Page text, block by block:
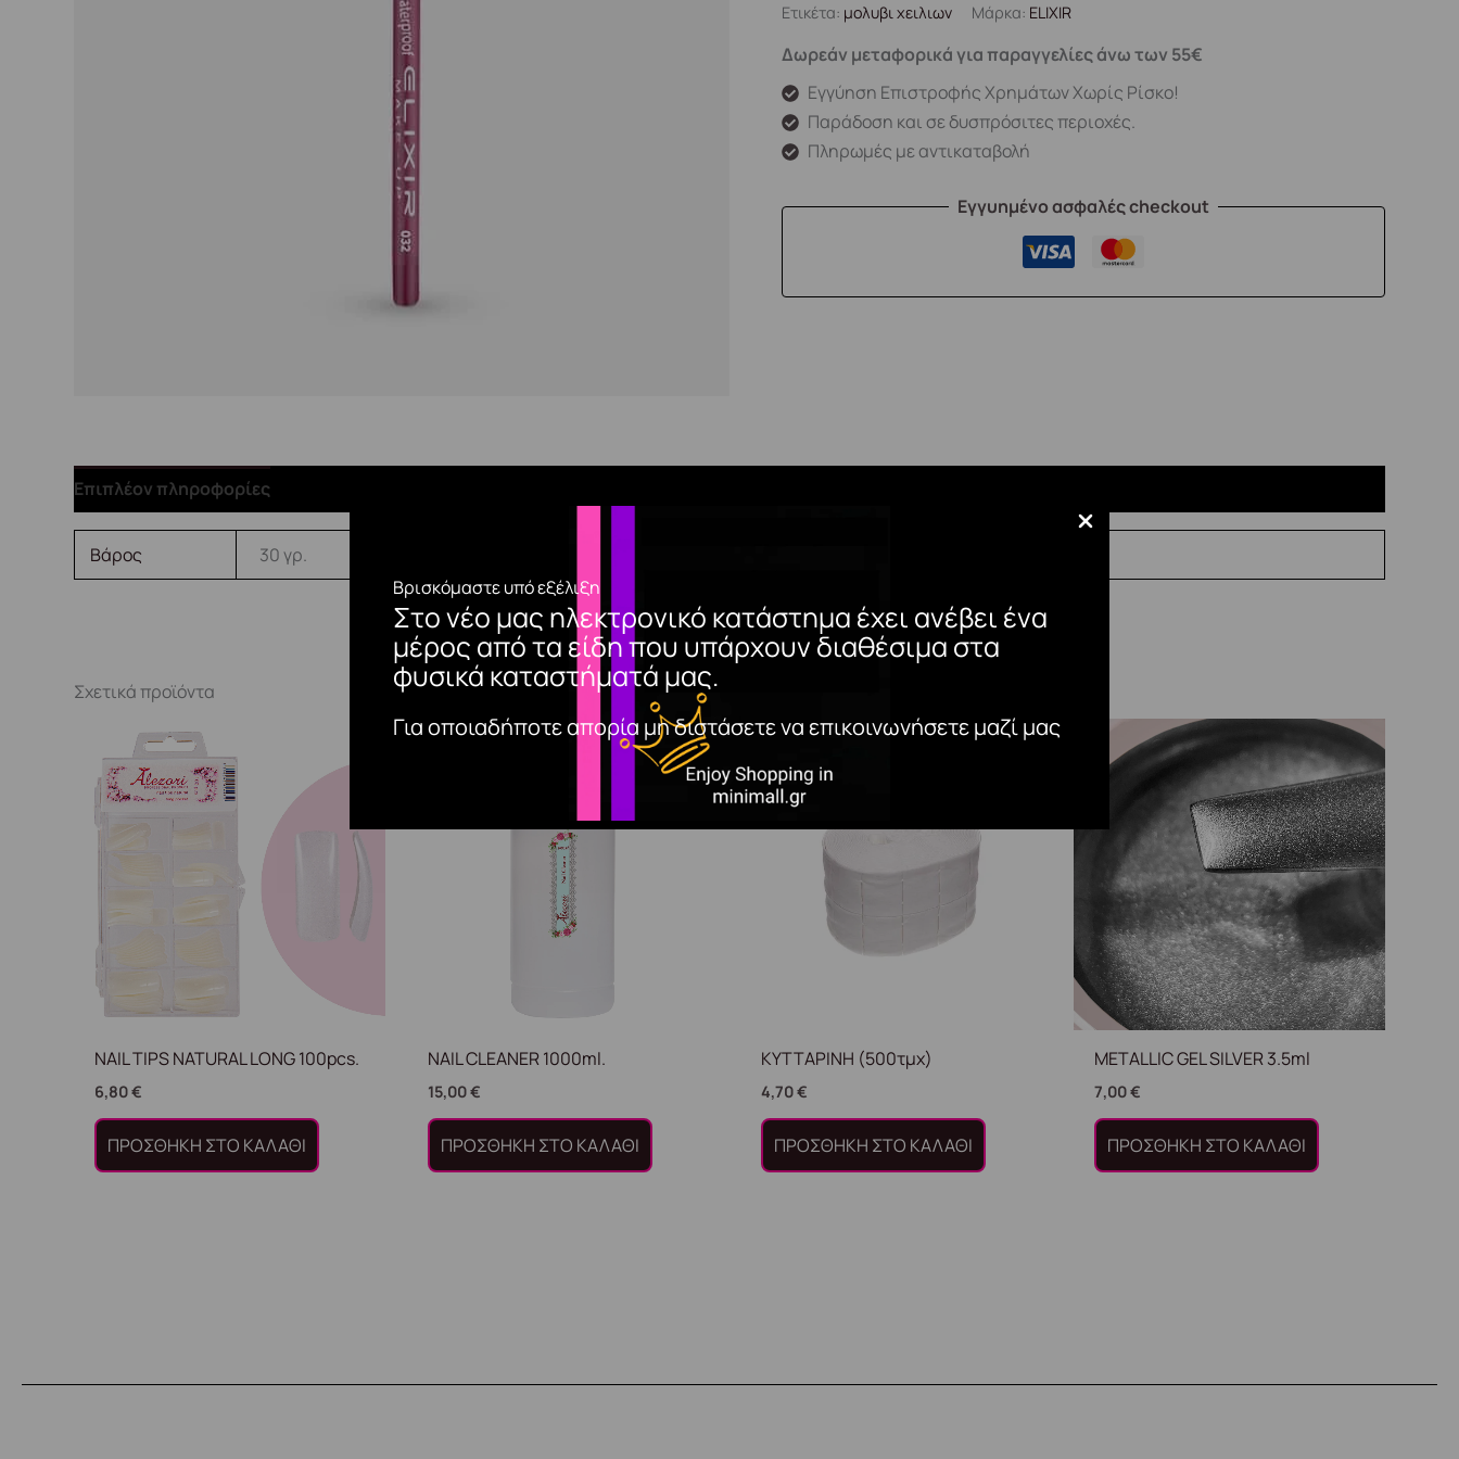
Βρισκόμαστε υπό εξέλιξη
Στο νέο μας ηλεκτρονικό κατάστημα έχει ανέβει ένα
μέρος από τα είδη που υπάρχουν διαθέσιμα στα
φυσικά καταστήματά μας.
Για οποιαδήποτε απορία μη διστάσετε να επικοινωνήσετε μαζί μας
Ετικέτα: μολυβι χειλιων Μάρκα: ELIXIR
Δωρεάν μεταφορικά για παραγγελίες άνω των 55€
Εγγύηση Επιστροφής Χρημάτων Χωρίς Ρίσκο!
Παράδοση και σε δυσπρόσιτες περιοχές.
Πληρωμές με αντικαταβολή
Εγγυημένο ασφαλές checkout
Επιπλέον πληροφορίες
Βάρος 30 γρ.
Σχετικά προϊόντα
NAIL TIPS NATURAL LONG 100pcs.
6,80€
ΠΡΟΣΘΉΚΗ ΣΤΟ ΚΑΛΆΘΙ
NAIL CLEANER 1000ml.
15,00€
ΠΡΟΣΘΉΚΗ ΣΤΟ ΚΑΛΆΘΙ
ΚΥΤΤΑΡΙΝΗ (500τμχ)
4,70€
ΠΡΟΣΘΉΚΗ ΣΤΟ ΚΑΛΆΘΙ
METALLIC GEL SILVER 3.5ml
7,00€
ΠΡΟΣΘΉΚΗ ΣΤΟ ΚΑΛΆΘΙ